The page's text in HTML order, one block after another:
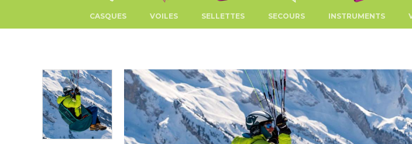
CASQUES VOILES SELLETTES SECOURS INSTRUMENTS